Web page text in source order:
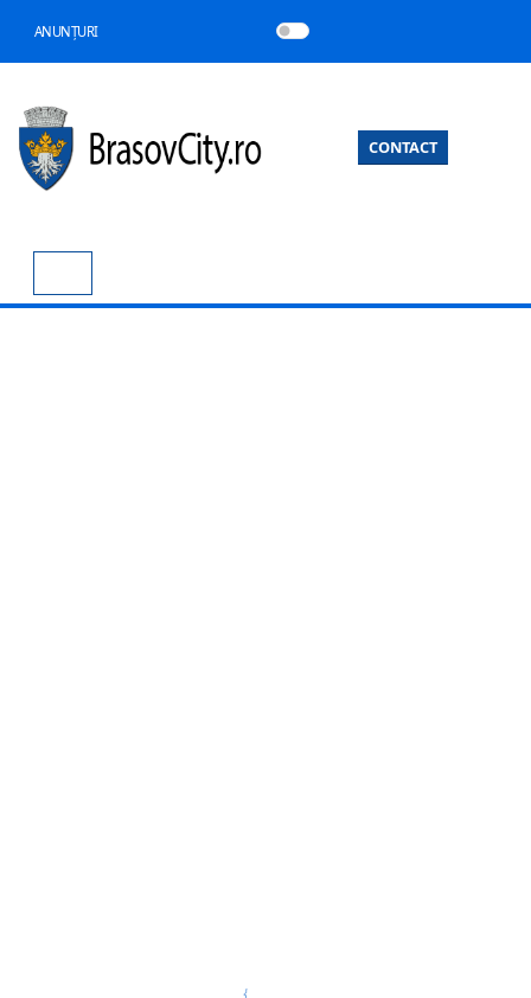
ANUNȚURI
CONTACT